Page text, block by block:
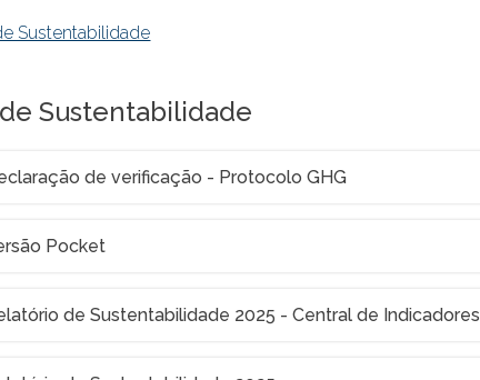
Sustentabilidade
Sustentabilidade
de verificação - Protocolo GHG
Pocket
de Sustentabilidade 2025 - Central de Indicadores